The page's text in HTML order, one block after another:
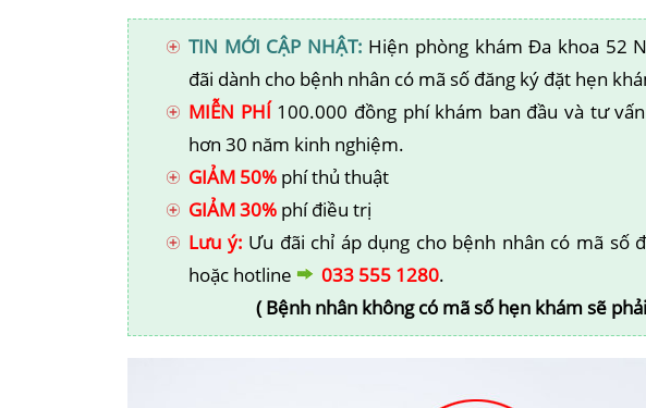
TIN MỚI CẬP NHẬT: Hiện phòng khám Đa khoa 52
đãi dành cho bệnh nhân có mã số đăng ký đặt hẹn
MIỄN PHÍ100.000 đồng phí khám ban đầu và tư
hơn 30 năm kinh nghiệm.
GIẢM 50% phí thủ thuật
GIẢM 30% phí điều trị
Lưu ý: Ưu đãi chỉ áp dụng cho bệnh nhân có mã số
hoặc hotline
033 555 1280.
( Bệnh nhân không có mã số hẹn khám sẽ